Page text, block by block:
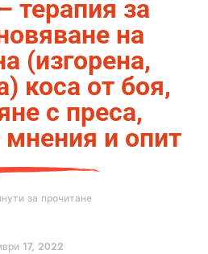
терапия за
на
(изгорена,
коса от боя,
с преса,
и опит
за прочитане
17, 2022